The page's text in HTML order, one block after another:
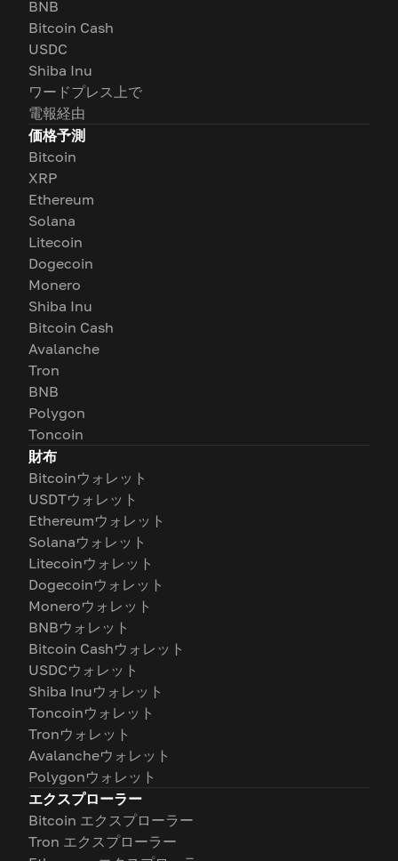
BNB
Bitcoin Cash
USDC
Shiba Inu
ワードプレス上で
電報経由
価格予測
Bitcoin
XRP
Ethereum
Solana
Litecoin
Dogecoin
Monero
Shiba Inu
Bitcoin Cash
Avalanche
Tron
BNB
Polygon
Toncoin
財布
Bitcoinウォレット
USDTウォレット
Ethereumウォレット
Solanaウォレット
Litecoinウォレット
Dogecoinウォレット
Moneroウォレット
BNBウォレット
Bitcoin Cashウォレット
USDCウォレット
Shiba Inuウォレット
Toncoinウォレット
Tronウォレット
Avalancheウォレット
Polygonウォレット
エクスプローラー
Bitcoin エクスプローラー
Tron エクスプローラー